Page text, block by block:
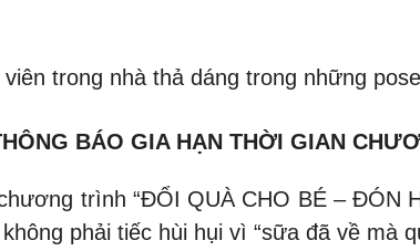
trong nhà thả dáng trong những
BÁO GIA HẠN THỜI GIAN
trình “ĐỔI QUÀ CHO BÉ – ĐÓN
phải tiếc hùi hụi vì “sữa đã về mà